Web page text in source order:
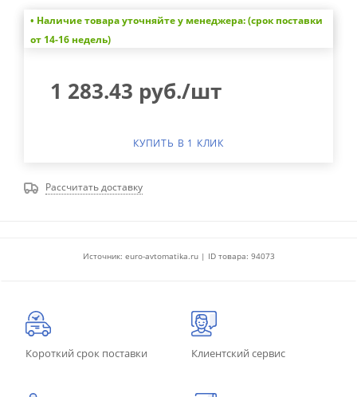
• Наличие товара уточняйте у менеджера: (срок поставки
от 14-16 недель)
1 283.43 руб./шт
КУПИТЬ В 1 КЛИК
Рассчитать доставку
Источник: euro-avtomatika.ru | ID товара: 94073
Короткий срок поставки Клиентский сервис